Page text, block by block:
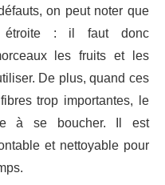
on peut noter que
étroite : il faut donc
les fruits et les
De plus, quand ces
trop importantes, le
à se boucher. Il est
et nettoyable pour